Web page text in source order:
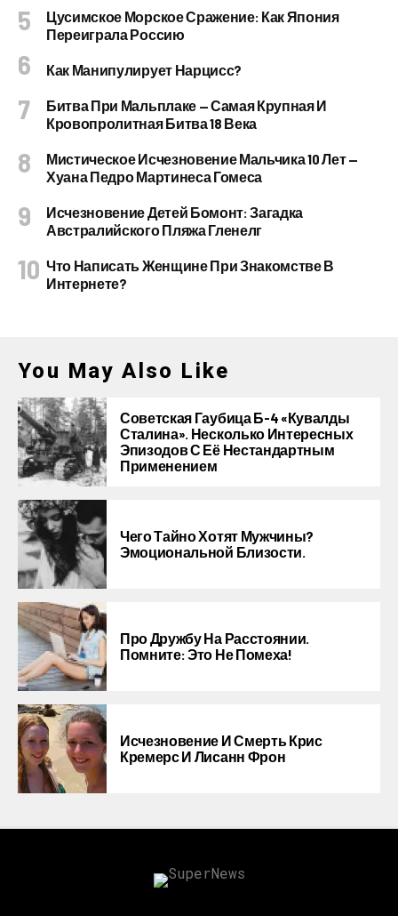
Цусимское Морское Сражение: Как Япония
Переиграла Россию
Как Манипулирует Нарцисс?
Битва При Мальплаке — Самая Крупная И
Кровопролитная Битва 18 Века
Мистическое Исчезновение Мальчика 10 Лет —
Хуана Педро Мартинеса Гомеса
Исчезновение Детей Бомонт: Загадка
Австралийского Пляжа Гленелг
Что Написать Женщине При Знакомстве В
Интернете?
You May Also Like
Советская Гаубица Б-4 «Кувалды
Сталина». Несколько Интересных
Эпизодов С Её Нестандартным
Применением
Чего Тайно Хотят Мужчины?
Эмоциональной Близости.
Про Дружбу На Расстоянии.
Помните: Это Не Помеха!
Исчезновение И Смерть Крис
Кремерс И Лисанн Фрон